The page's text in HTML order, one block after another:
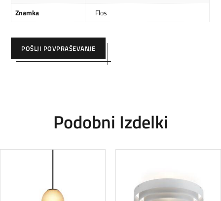
Znamka
Flos
POŠLJI POVPRAŠEVANJE
Podobni Izdelki